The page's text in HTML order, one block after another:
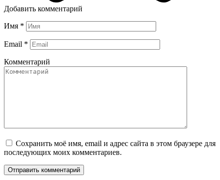
Добавить комментарий
Имя *
Email *
Комментарий
Сохранить моё имя, email и адрес сайта в этом браузере для
последующих моих комментариев.